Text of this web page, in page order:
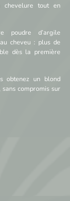
chevelure tout en
poudre d’argile
cheveu : plus de
dès la première
obtenez un blond
compromis sur